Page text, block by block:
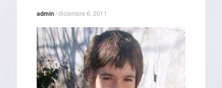
admin/diciembre 6, 2011